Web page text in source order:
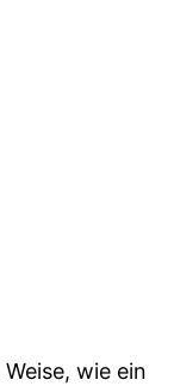
wie ein